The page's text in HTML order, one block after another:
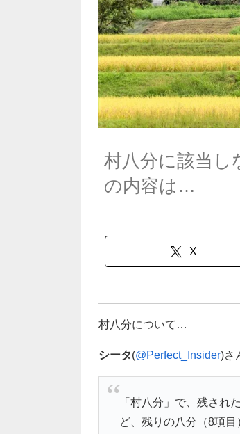
村八分に該当し
の内容は…
X
村八分について…
シータ(@Perfect_Insider)さ
「村八分」で、残され
ど、残りの八分（8項目